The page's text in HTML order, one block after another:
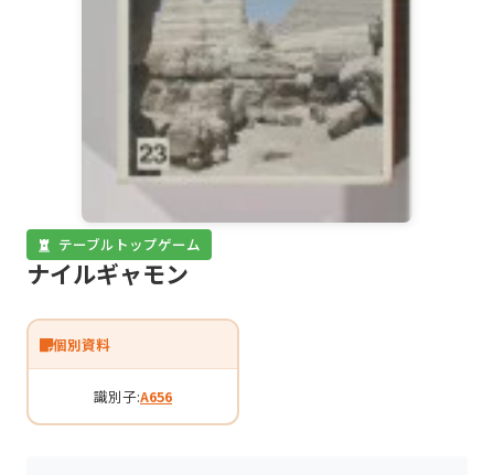
テーブルトップゲーム
ナイルギャモン
個別資料
識別子:A656